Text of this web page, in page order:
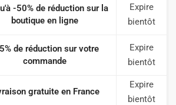
-50% de réduction sur la
boutique en ligne
Expire
bientôt
de réduction sur votre
commande
Expire
bientôt
gratuite en France
Expire
bientôt